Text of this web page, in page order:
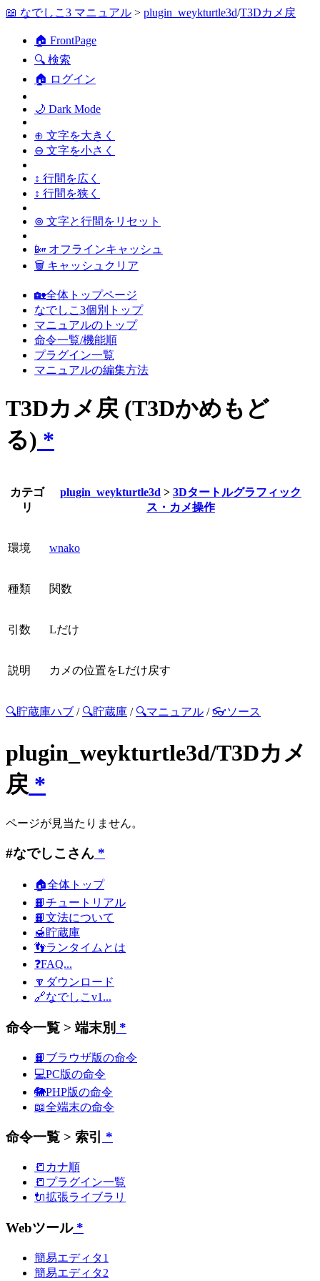
📖 なでしこ3 マニュアル > plugin_weykturtle3d/T3Dカメ戻
🏠 FrontPage
🔍 検索
🏠 ログイン
🌙 Dark Mode
⊕ 文字を大きく
⊖ 文字を小さく
↕ 行間を広く
↕ 行間を狭く
⊚ 文字と行間をリセット
📴 オフラインキャッシュ
🗑 キャッシュクリア
🏡全体トップページ
なでしこ3個別トップ
マニュアルのトップ
命令一覧/機能順
プラグイン一覧
マニュアルの編集方法
T3Dカメ戻 (T3Dかめもど
る) *
カテゴ
リ
plugin_weykturtle3d > 3Dタートルグラフィック
ス・カメ操作
環境 wnako
種類 関数
引数 Lだけ
説明 カメの位置をLだけ戻す
🔍貯蔵庫ハブ / 🔍貯蔵庫 / 🔍マニュアル /👓ソース
plugin_weykturtle3d/T3Dカメ
戻 *
ページが見当たりません。
#なでしこさん *
🏠全体トップ
📙チュートリアル
📙文法について
🍯貯蔵庫
👣ランタイムとは
❓FAQ...
🔽ダウンロード
🔗なでしこv1...
命令一覧 > 端末別 *
📙ブラウザ版の命令
💻PC版の命令
🐘PHP版の命令
📖全端末の命令
命令一覧 > 索引 *
📒カナ順
📒プラグイン一覧
🔌拡張ライブラリ
Webツール*
簡易エディタ1
簡易エディタ2